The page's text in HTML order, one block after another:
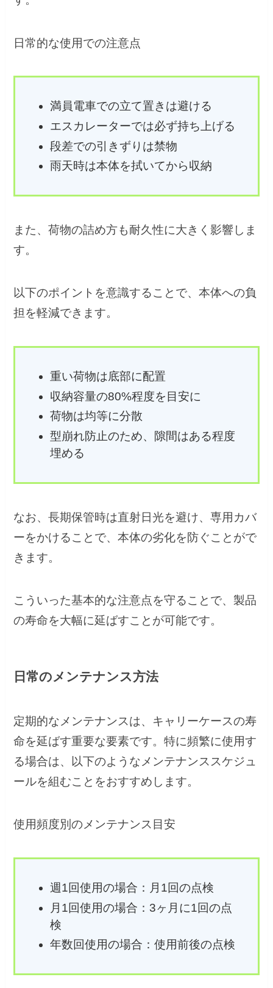
日常的な使用での注意点
満員電車での立て置きは避ける
エスカレーターでは必ず持ち上げる
段差での引きずりは禁物
雨天時は本体を拭いてから収納
また、荷物の詰め方も耐久性に大きく影響しま
す。
以下のポイントを意識することで、本体への負
担を軽減できます。
重い荷物は底部に配置
収納容量の80%程度を目安に
荷物は均等に分散
型崩れ防止のため、隙間はある程度
埋める
なお、長期保管時は直射日光を避け、専用カバ
ーをかけることで、本体の劣化を防ぐことがで
きます。
こういった基本的な注意点を守ることで、製品
の寿命を大幅に延ばすことが可能です。
日常のメンテナンス方法
定期的なメンテナンスは、キャリーケースの寿
命を延ばす重要な要素です。特に頻繁に使用す
る場合は、以下のようなメンテナンススケジュ
ールを組むことをおすすめします。
使用頻度別のメンテナンス目安
週1回使用の場合：月1回の点検
月1回使用の場合：3ヶ月に1回の点
検
年数回使用の場合：使用前後の点検